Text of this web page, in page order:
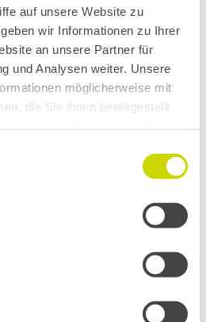
auf unsere Website zu
wir Informationen zu Ihrer
an unsere Partner für
und Analysen weiter. Unsere
möglicherweise mit
die Sie ihnen bereitgestellt